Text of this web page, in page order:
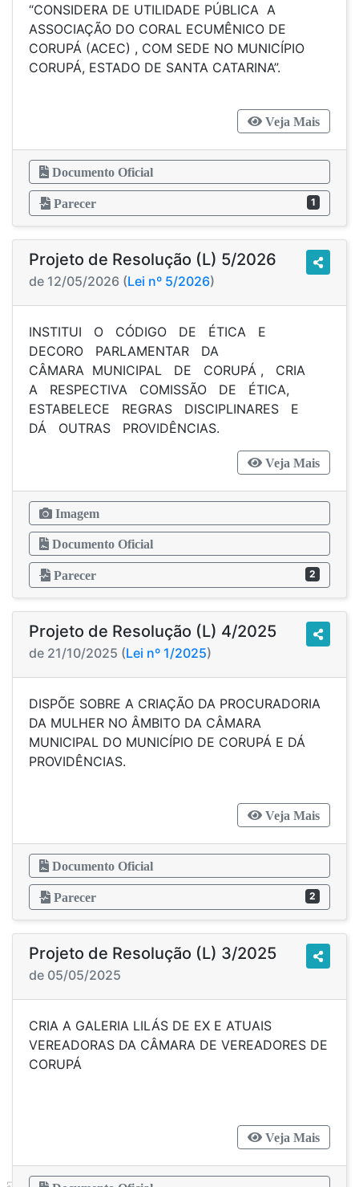
“CONSIDERA DE UTILIDADE PÚBLICA A
ASSOCIAÇÃO DO CORAL ECUMÊNICO DE
CORUPÁ (ACEC) , COM SEDE NO MUNICÍPIO
CORUPÁ, ESTADO DE SANTA CATARINA”.
Veja Mais
Documento Oficial
Parecer 1
Projeto de Resolução (L) 5/2026
de 12/05/2026 (Lei nº 5/2026)
INSTITUI O CÓDIGO DE ÉTICA E
DECORO PARLAMENTAR DA
CÂMARA MUNICIPAL DE CORUPÁ , CRIA
A RESPECTIVA COMISSÃO DE ÉTICA,
ESTABELECE REGRAS DISCIPLINARES E
DÁ OUTRAS PROVIDÊNCIAS.
Veja Mais
Imagem
Documento Oficial
Parecer 2
Projeto de Resolução (L) 4/2025
de 21/10/2025 (Lei nº 1/2025)
DISPÕE SOBRE A CRIAÇÃO DA PROCURADORIA
DA MULHER NO ÂMBITO DA CÂMARA
MUNICIPAL DO MUNICÍPIO DE CORUPÁ E DÁ
PROVIDÊNCIAS.
Veja Mais
Documento Oficial
Parecer 2
Projeto de Resolução (L) 3/2025
de 05/05/2025
CRIA A GALERIA LILÁS DE EX E ATUAIS
VEREADORAS DA CÂMARA DE VEREADORES DE
CORUPÁ
Veja Mais